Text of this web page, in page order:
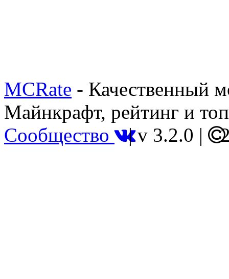
MCRate - Качественный
Майнкрафт, рейтинг и
Сообщество |v 3.2.0 |